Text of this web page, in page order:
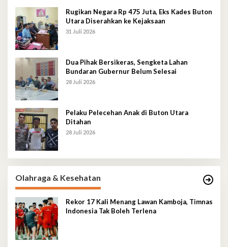
Rugikan Negara Rp 475 Juta, Eks Kades Buton
Utara Diserahkan ke Kejaksaan
31 Juli 2026
Dua Pihak Bersikeras, Sengketa Lahan
Bundaran Gubernur Belum Selesai
28 Juli 2026
Pelaku Pelecehan Anak di Buton Utara
Ditahan
28 Juli 2026
Olahraga & Kesehatan
Rekor 17 Kali Menang Lawan Kamboja, Timnas
Indonesia Tak Boleh Terlena